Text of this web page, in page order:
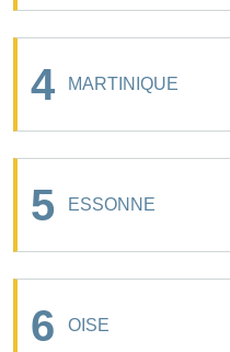
4 MARTINIQUE
5 ESSONNE
6 OISE